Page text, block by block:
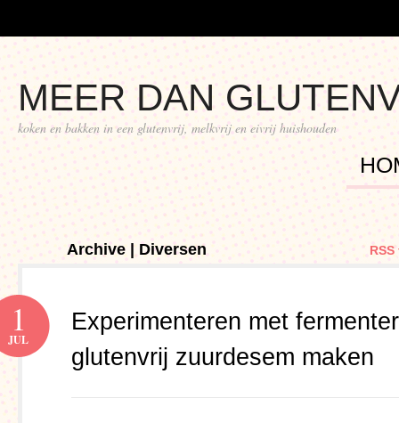
MEER DAN
koken en bakken in een glutenvrij, melkvrij en eivrij huishouden
Archive | Diversen
Experimenteren met
glutenvrij zuurdesem maken
1
JUL